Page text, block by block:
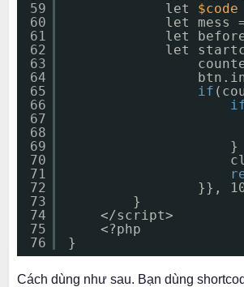
59
60
61
62
63
64
65
66
67
68
69
70
71
72
73
74
75
76
let $code
let mess
let
let
if
}
}},
}
</script>
<?php
}
Cách dùng như sau. Bạn dùng